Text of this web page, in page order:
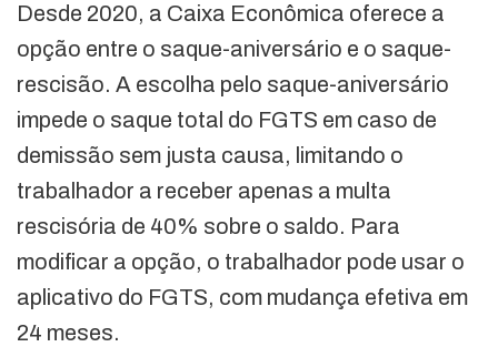
Desde 2020, a Caixa Econômica oferece a
opção entre o saque-aniversário e o saque-
rescisão. A escolha pelo saque-aniversário
impede o saque total do FGTS em caso de
demissão sem justa causa, limitando o
trabalhador a receber apenas a multa
rescisória de 40% sobre o saldo. Para
modificar a opção, o trabalhador pode usar o
aplicativo do FGTS, com mudança efetiva em
24 meses.